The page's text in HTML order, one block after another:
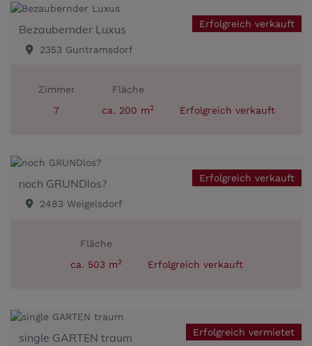
Erfolgreich verkauft
Bezaubernder Luxus
2353 Guntramsdorf
Zimmer
7
Fläche
ca. 200 m2 Erfolgreich verkauft
Erfolgreich verkauft
noch GRUNDlos?
2483 Weigelsdorf
Fläche
ca. 503 m2 Erfolgreich verkauft
Erfolgreich vermietet
single GARTEN traum